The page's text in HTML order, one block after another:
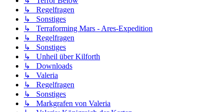
↳ Regelfragen
↳ Sonstiges
↳ Terraforming Mars - Ares-Expedition
↳ Regelfragen
↳ Sonstiges
↳ Unheil über Kilforth
↳ Downloads
↳ Valeria
↳ Regelfragen
↳ Sonstiges
↳ Markgrafen von Valeria